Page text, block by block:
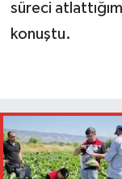
süreci
konuştu.